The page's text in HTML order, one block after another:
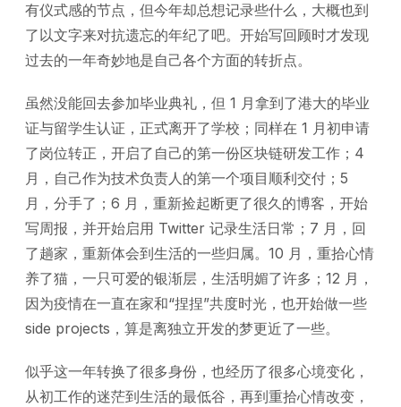
有仪式感的节点，但今年却总想记录些什么，大概也到
了以文字来对抗遗忘的年纪了吧。开始写回顾时才发现
过去的一年奇妙地是自己各个方面的转折点。
虽然没能回去参加毕业典礼，但 1 月拿到了港大的毕业
证与留学生认证，正式离开了学校；同样在 1 月初申请
了岗位转正，开启了自己的第一份区块链研发工作；4
月，自己作为技术负责人的第一个项目顺利交付；5
月，分手了；6 月，重新捡起断更了很久的博客，开始
写周报，并开始启用 Twitter 记录生活日常；7 月，回
了趟家，重新体会到生活的一些归属。10 月，重拾心情
养了猫，一只可爱的银渐层，生活明媚了许多；12 月，
因为疫情在一直在家和“捏捏”共度时光，也开始做一些
side projects，算是离独立开发的梦更近了一些。
似乎这一年转换了很多身份，也经历了很多心境变化，
从初工作的迷茫到生活的最低谷，再到重拾心情改变，